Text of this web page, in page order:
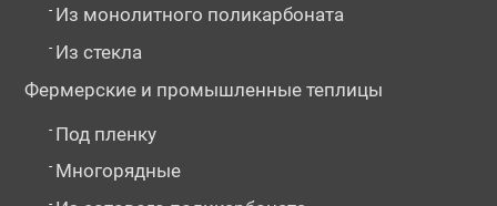
№129526
- Из монолитного поликарбоната
- Из стекла
Фермерские и промышленные теплицы
- Под пленку
- Многорядные